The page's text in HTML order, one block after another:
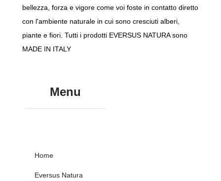
bellezza, forza e vigore come voi foste in contatto diretto
con l'ambiente naturale in cui sono cresciuti alberi,
piante e fiori. Tutti i prodotti EVERSUS NATURA sono
MADE IN ITALY
Menu
Home
Eversus Natura